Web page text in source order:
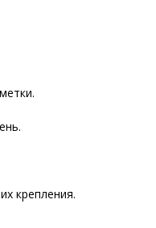
крепления.